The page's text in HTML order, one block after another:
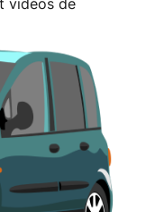
vidéos de